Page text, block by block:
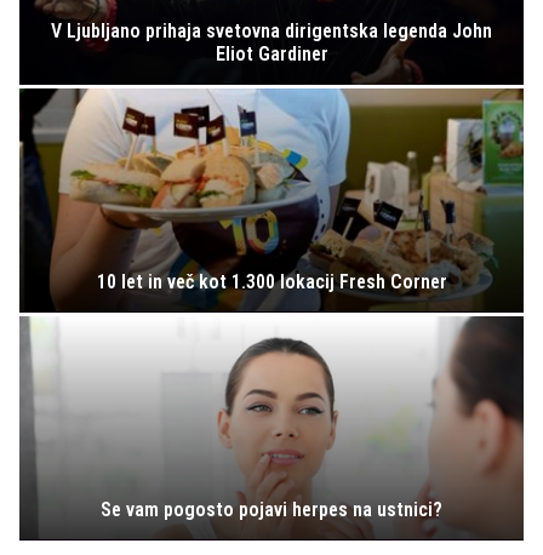
V Ljubljano prihaja svetovna dirigentska legenda John
Eliot Gardiner
10 let in več kot 1.300 lokacij Fresh Corner
Se vam pogosto pojavi herpes na ustnici?